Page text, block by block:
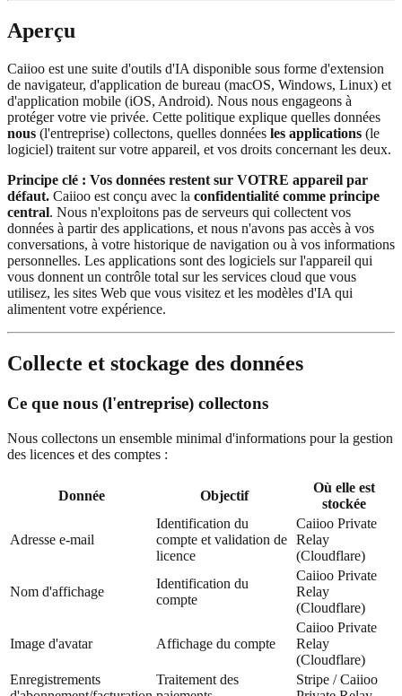
Aperçu
Caiioo est une suite d'outils d'IA disponible sous forme d'extension
de navigateur, d'application de bureau (macOS, Windows, Linux) et
d'application mobile (iOS, Android). Nous nous engageons à
protéger votre vie privée. Cette politique explique quelles données
nous (l'entreprise) collectons, quelles données les applications (le
logiciel) traitent sur votre appareil, et vos droits concernant les deux.
Principe clé : Vos données restent sur VOTRE appareil par
défaut. Caiioo est conçu avec la confidentialité comme principe
central. Nous n'exploitons pas de serveurs qui collectent vos
données à partir des applications, et nous n'avons pas accès à vos
conversations, à votre historique de navigation ou à vos informations
personnelles. Les applications sont des logiciels sur l'appareil qui
vous donnent un contrôle total sur les services cloud que vous
utilisez, les sites Web que vous visitez et les modèles d'IA qui
alimentent votre expérience.
Collecte et stockage des données
Ce que nous (l'entreprise) collectons
Nous collectons un ensemble minimal d'informations pour la gestion
des licences et des comptes :
Donnée Objectif
Où elle est
stockée
Adresse e-mail
Identification du
compte et validation de
licence
Caiioo Private
Relay
(Cloudflare)
Nom d'affichage
Identification du
compte
Caiioo Private
Relay
(Cloudflare)
Image d'avatar Affichage du compte
Caiioo Private
Relay
(Cloudflare)
Enregistrements
Traitement des
Stripe / Caiioo